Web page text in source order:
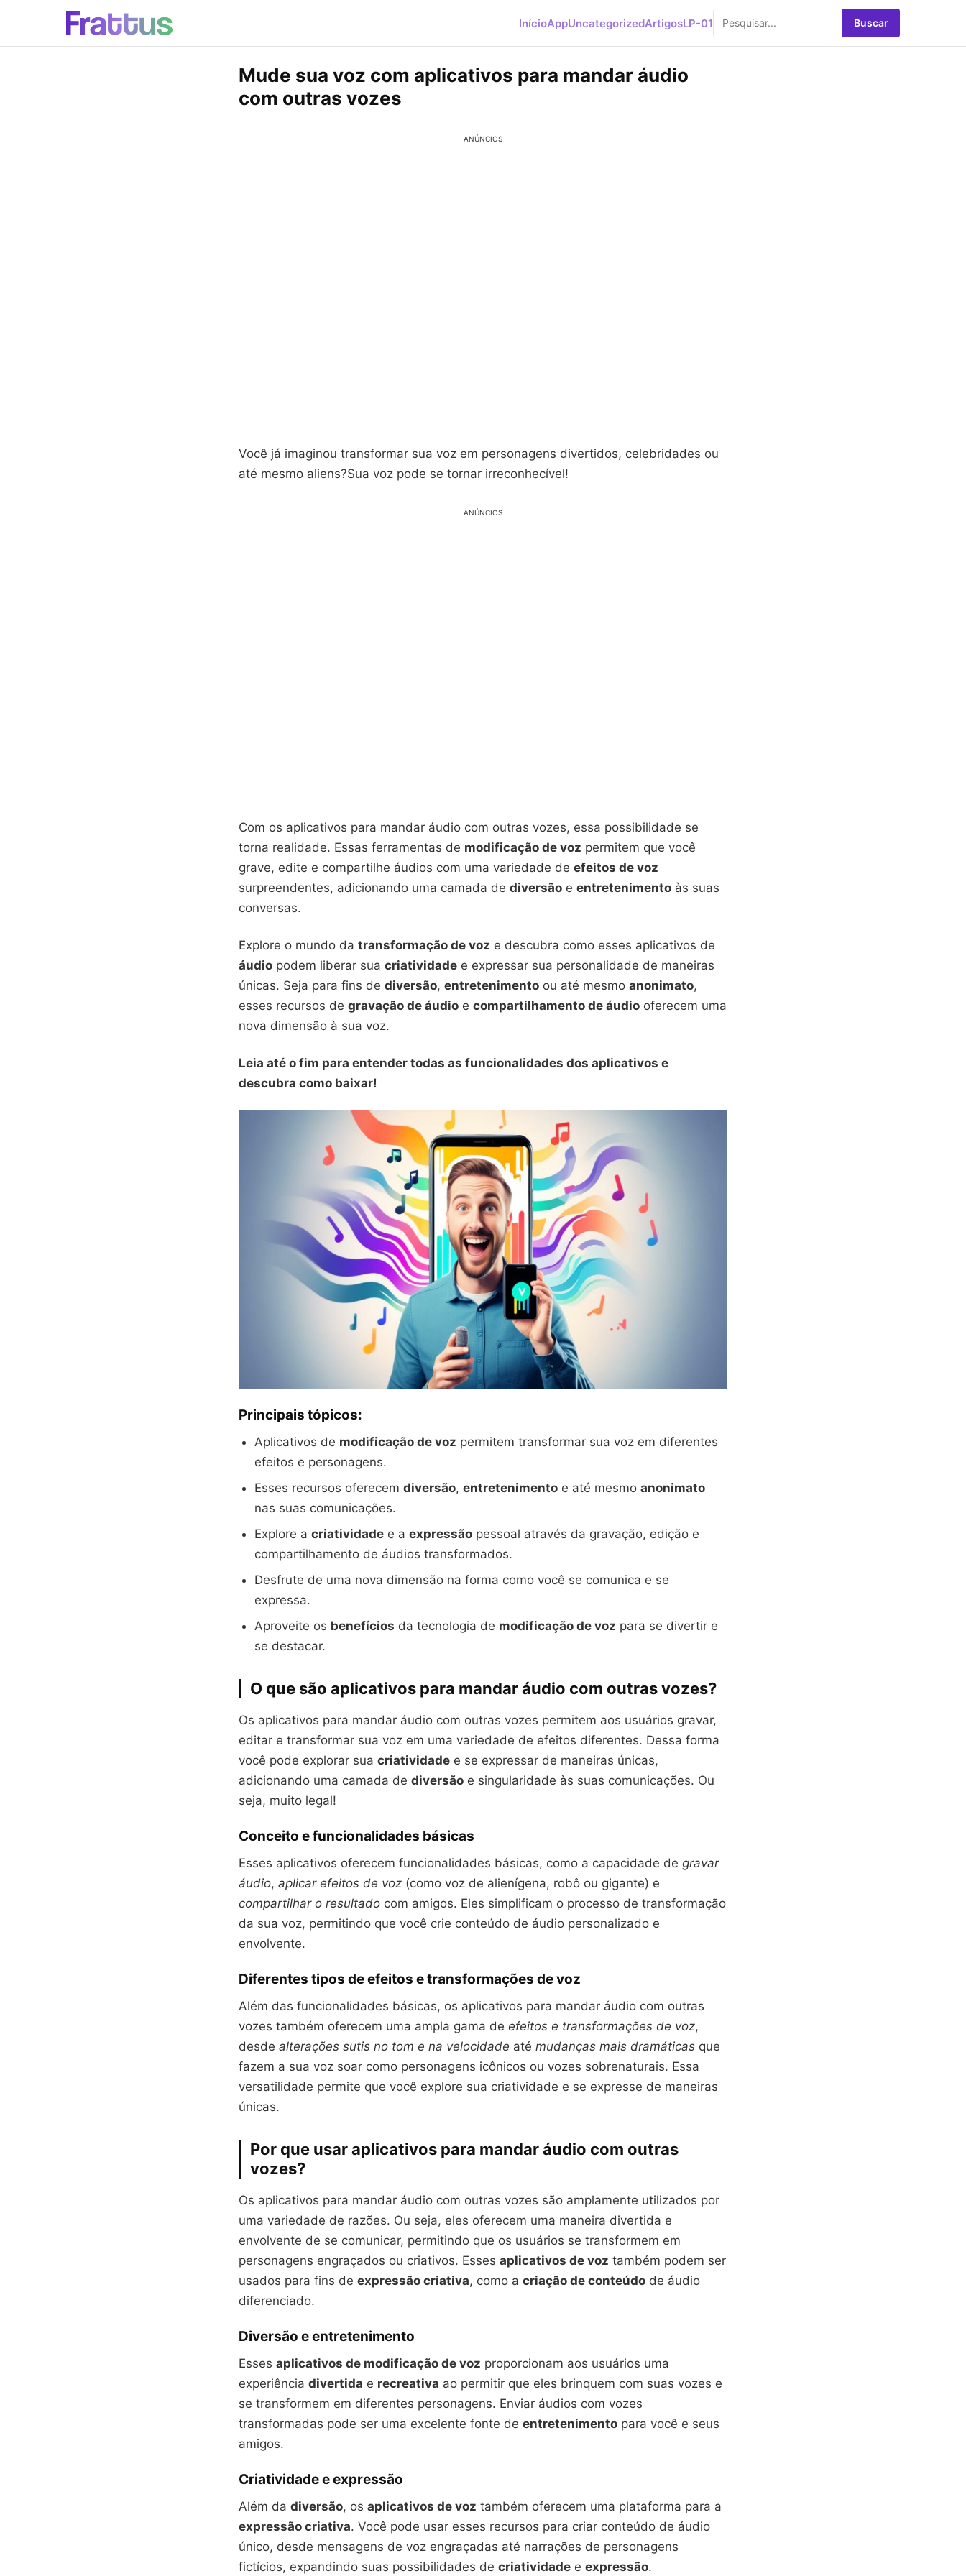
InícioAppUncategorizedArtigosLP-01 Buscar
Mude sua voz com aplicativos para mandar áudio
com outras vozes
ANÚNCIOS
Você já imaginou transformar sua voz em personagens divertidos, celebridades ou
até mesmo aliens?Sua voz pode se tornar irreconhecível!
ANÚNCIOS
Com os aplicativos para mandar áudio com outras vozes, essa possibilidade se
torna realidade. Essas ferramentas de modificação de voz permitem que você
grave, edite e compartilhe áudios com uma variedade de efeitos de voz
surpreendentes, adicionando uma camada de diversão e entretenimento às suas
conversas.
Explore o mundo da transformação de voz e descubra como esses aplicativos de
áudio podem liberar sua criatividade e expressar sua personalidade de maneiras
únicas. Seja para fins de diversão, entretenimento ou até mesmo anonimato,
esses recursos de gravação de áudio e compartilhamento de áudio oferecem uma
nova dimensão à sua voz.
Leia até o fim para entender todas as funcionalidades dos aplicativos e
descubra como baixar!
Principais tópicos:
Aplicativos de modificação de voz permitem transformar sua voz em diferentes
efeitos e personagens.
Esses recursos oferecem diversão, entretenimento e até mesmo anonimato
nas suas comunicações.
Explore a criatividade e a expressão pessoal através da gravação, edição e
compartilhamento de áudios transformados.
Desfrute de uma nova dimensão na forma como você se comunica e se
expressa.
Aproveite os benefícios da tecnologia de modificação de voz para se divertir e
se destacar.
O que são aplicativos para mandar áudio com outras vozes?
Os aplicativos para mandar áudio com outras vozes permitem aos usuários gravar,
editar e transformar sua voz em uma variedade de efeitos diferentes. Dessa forma
você pode explorar sua criatividade e se expressar de maneiras únicas,
adicionando uma camada de diversão e singularidade às suas comunicações. Ou
seja, muito legal!
Conceito e funcionalidades básicas
Esses aplicativos oferecem funcionalidades básicas, como a capacidade de gravar
áudio, aplicar efeitos de voz (como voz de alienígena, robô ou gigante) e
compartilhar o resultado com amigos. Eles simplificam o processo de transformação
da sua voz, permitindo que você crie conteúdo de áudio personalizado e
envolvente.
Diferentes tipos de efeitos e transformações de voz
Além das funcionalidades básicas, os aplicativos para mandar áudio com outras
vozes também oferecem uma ampla gama de efeitos e transformações de voz,
desde alterações sutis no tom e na velocidade até mudanças mais dramáticas que
fazem a sua voz soar como personagens icônicos ou vozes sobrenaturais. Essa
versatilidade permite que você explore sua criatividade e se expresse de maneiras
únicas.
Por que usar aplicativos para mandar áudio com outras
vozes?
Os aplicativos para mandar áudio com outras vozes são amplamente utilizados por
uma variedade de razões. Ou seja, eles oferecem uma maneira divertida e
envolvente de se comunicar, permitindo que os usuários se transformem em
personagens engraçados ou criativos. Esses aplicativos de voz também podem ser
usados para fins de expressão criativa, como a criação de conteúdo de áudio
diferenciado.
Diversão e entretenimento
Esses aplicativos de modificação de voz proporcionam aos usuários uma
experiência divertida e recreativa ao permitir que eles brinquem com suas vozes e
se transformem em diferentes personagens. Enviar áudios com vozes
transformadas pode ser uma excelente fonte de entretenimento para você e seus
amigos.
Criatividade e expressão
Além da diversão, os aplicativos de voz também oferecem uma plataforma para a
expressão criativa. Você pode usar esses recursos para criar conteúdo de áudio
único, desde mensagens de voz engraçadas até narrações de personagens
fictícios, expandindo suas possibilidades de criatividade e expressão.